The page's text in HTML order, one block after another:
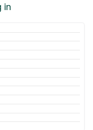
in